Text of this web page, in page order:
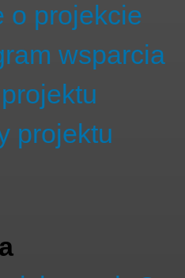
o projekcie
wsparcia
projektu